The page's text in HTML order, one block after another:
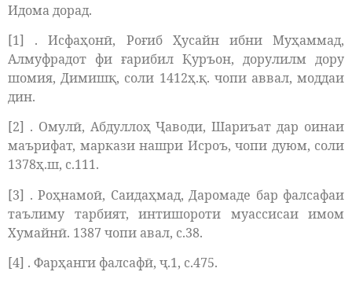
Идома дорад.
[1] . Исфаҳонӣ, Роғиб Ҳусайн ибни Муҳаммад,
Алмуфрадот фи ғарибил Қуръон, дорулилм дору
шомия, Димишқ, соли 1412ҳ.қ. чопи аввал, моддаи
дин.
[2] . Омулӣ, Абдуллоҳ Ҷаводи, Шариъат дар оинаи
маърифат, маркази нашри Исроъ, чопи дуюм, соли
1378ҳ.ш, с.111.
[3] . Роҳнамоӣ, Саидаҳмад, Даромаде бар фалсафаи
таълиму тарбият, интишороти муассисаи имом
Хумайнӣ. 1387 чопи авал, с.38.
[4] . Фарҳанги фалсафӣ, ҷ.1, с.475.